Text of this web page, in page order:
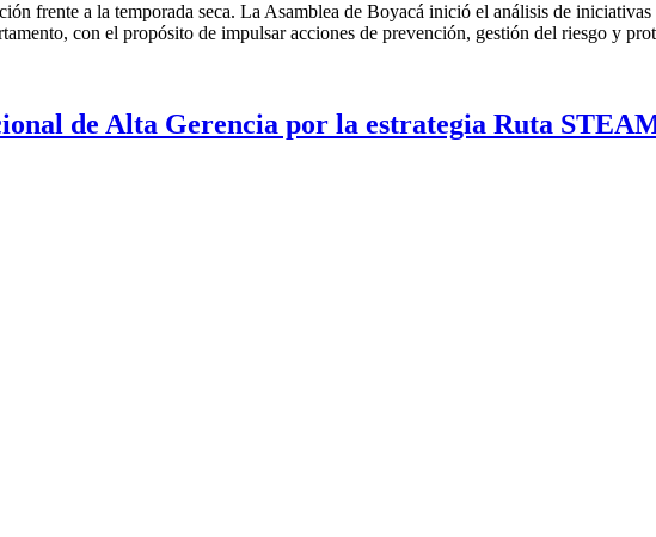
frente a la temporada seca. La Asamblea de Boyacá inició el análisis de
con el propósito de impulsar acciones de prevención, gestión del riesgo y
de Alta Gerencia por la estrategia Ruta